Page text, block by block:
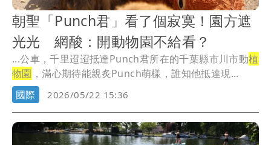
朝聖「Punch君」看了個寂寞！園方遮
光光 網酸：開動物園不給看？
...公車，千里迢迢抵達Punch君所在的千葉縣市川市動植
物園 ，滿心期待能親炙Punch萌樣，誰知他抵達現...
國際
2026/05/22 15:36